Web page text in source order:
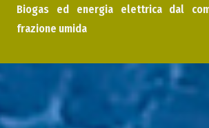
Biogas ed energia elettrica dal
frazione umida